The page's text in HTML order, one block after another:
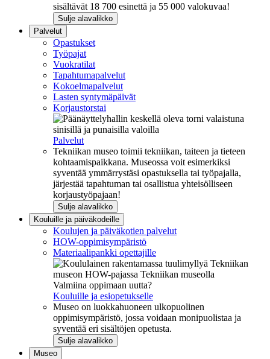
sisältävät 18 700 esinettä ja 55 000 valokuvaa!
Sulje alavalikko
Palvelut
Opastukset
Työpajat
Vuokratilat
Tapahtumapalvelut
Kokoelmapalvelut
Lasten syntymäpäivät
Korjaustorstai
Palvelut
Tekniikan museo toimii tekniikan, taiteen ja tieteen
kohtaamispaikkana. Museossa voit esimerkiksi
syventää ymmärrystäsi opastuksella tai työpajalla,
järjestää tapahtuman tai osallistua yhteisölliseen
korjaustyöpajaan!
Sulje alavalikko
Kouluille ja päiväkodeille
Koulujen ja päiväkotien palvelut
HOW-oppimisympäristö
Materiaalipankki opettajille
Valmiina oppimaan uutta?
Kouluille ja esiopetukselle
Museo on luokkahuoneen ulkopuolinen
oppimisympäristö, jossa voidaan monipuolistaa ja
syventää eri sisältöjen opetusta.
Sulje alavalikko
Museo